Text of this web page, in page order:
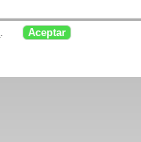
Aceptar